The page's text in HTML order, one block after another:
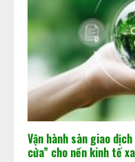
Vận hành sàn giao
cửa” cho nền kinh tế